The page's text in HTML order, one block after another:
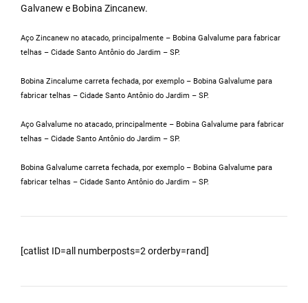
Galvanew e Bobina Zincanew.
Aço Zincanew no atacado, principalmente – Bobina Galvalume para fabricar
telhas – Cidade Santo Antônio do Jardim – SP.
Bobina Zincalume carreta fechada, por exemplo – Bobina Galvalume para
fabricar telhas – Cidade Santo Antônio do Jardim – SP.
Aço Galvalume no atacado, principalmente – Bobina Galvalume para fabricar
telhas – Cidade Santo Antônio do Jardim – SP.
Bobina Galvalume carreta fechada, por exemplo – Bobina Galvalume para
fabricar telhas – Cidade Santo Antônio do Jardim – SP.
[catlist ID=all numberposts=2 orderby=rand]